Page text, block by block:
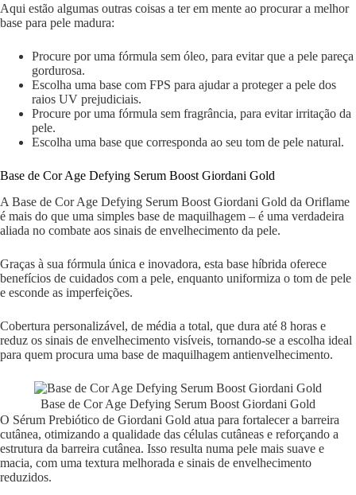
Aqui estão algumas outras coisas a ter em mente ao procurar a melhor
base para pele madura:
Procure por uma fórmula sem óleo, para evitar que a pele pareça
gordurosa.
Escolha uma base com FPS para ajudar a proteger a pele dos
raios UV prejudiciais.
Procure por uma fórmula sem fragrância, para evitar irritação da
pele.
Escolha uma base que corresponda ao seu tom de pele natural.
Base de Cor Age Defying Serum Boost Giordani Gold
A Base de Cor Age Defying Serum Boost Giordani Gold da Oriflame
é mais do que uma simples base de maquilhagem – é uma verdadeira
aliada no combate aos sinais de envelhecimento da pele.
Graças à sua fórmula única e inovadora, esta base híbrida oferece
benefícios de cuidados com a pele, enquanto uniformiza o tom de pele
e esconde as imperfeições.
Cobertura personalizável, de média a total, que dura até 8 horas e
reduz os sinais de envelhecimento visíveis, tornando-se a escolha ideal
para quem procura uma base de maquilhagem antienvelhecimento.
Base de Cor Age Defying Serum Boost Giordani Gold
O Sérum Prebiótico de Giordani Gold atua para fortalecer a barreira
cutânea, otimizando a qualidade das células cutâneas e reforçando a
estrutura da barreira cutânea. Isso resulta numa pele mais suave e
macia, com uma textura melhorada e sinais de envelhecimento
reduzidos.